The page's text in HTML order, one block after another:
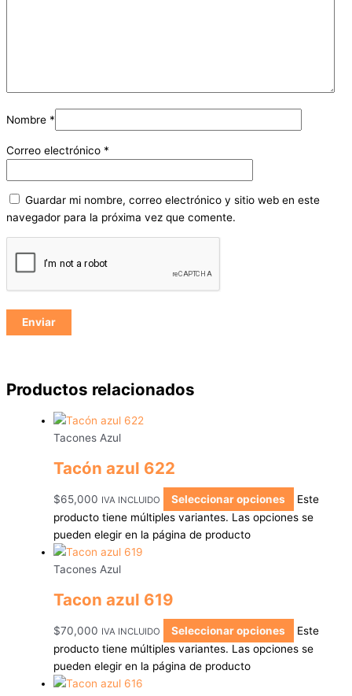
Nombre *
Correo electrónico *
Guardar mi nombre, correo electrónico y sitio web en este
navegador para la próxima vez que comente.
Productos relacionados
Tacones Azul
Tacón azul 622
$65,000 IVA INCLUIDO Seleccionar opciones
Este
producto tiene múltiples variantes. Las opciones se
pueden elegir en la página de producto
Tacones Azul
Tacon azul 619
$70,000 IVA INCLUIDO Seleccionar opciones
Este
producto tiene múltiples variantes. Las opciones se
pueden elegir en la página de producto